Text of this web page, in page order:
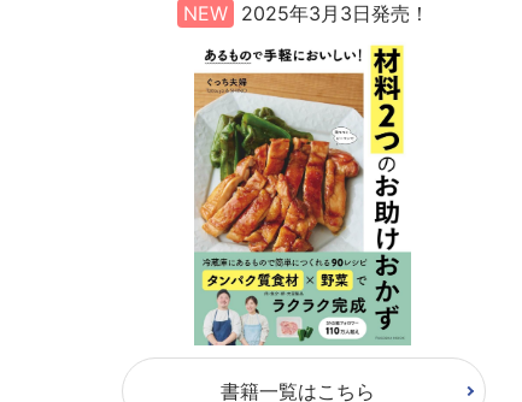
NEW 2025年3月3日発売！
書籍一覧はこちら